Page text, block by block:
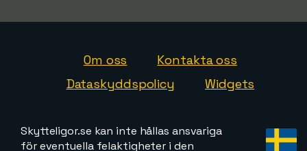
Om oss
Kontakta oss
Dataskyddspolicy
Widgets
Skytteligor.se kan inte hållas ansvariga
för eventuella felaktigheter i den